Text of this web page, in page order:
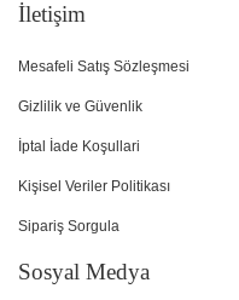
İletişim
Mesafeli Satış Sözleşmesi
Gizlilik ve Güvenlik
İptal İade Koşullari
Kişisel Veriler Politikası
Sipariş Sorgula
Sosyal Medya